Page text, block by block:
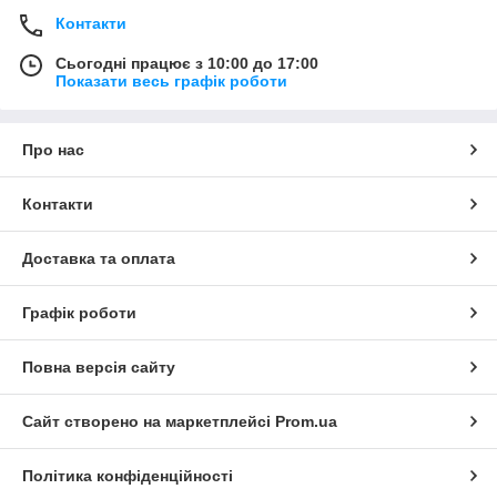
Контакти
Сьогодні працює з 10:00 до 17:00
Показати весь графік роботи
Про нас
Контакти
Доставка та оплата
Графік роботи
Повна версія сайту
Сайт створено на маркетплейсі Prom.ua
Політика конфіденційності